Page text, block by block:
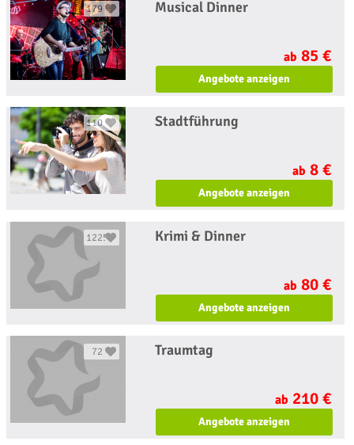
179 Musical Dinner
ab 85 €
Angebote anzeigen
110 Stadtführung
ab 8 €
Angebote anzeigen
1225 Krimi & Dinner
ab 80 €
Angebote anzeigen
72 Traumtag
ab 210 €
Angebote anzeigen